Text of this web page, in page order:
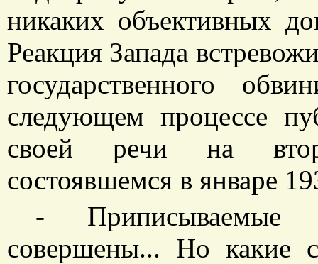
никаких объективных
Реакция Запада
государственного
следующем процессе
своей речи на
состоявшемся в январе
- Приписываемые
совершены... Но какие